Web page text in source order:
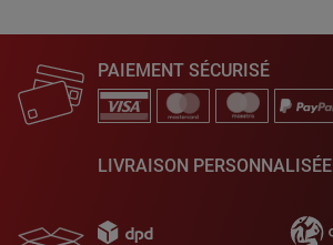
PAIEMENT SÉCURISÉ
LIVRAISON PERSONNALISÉE